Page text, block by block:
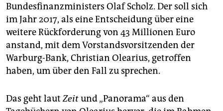
Bundesfinanzministers Olaf Scholz. Der soll sich
im Jahr 2017, als eine Entscheidung über eine
weitere Rückforderung von 43 Millionen Euro
anstand, mit dem Vorstandsvorsitzenden der
Warburg-Bank, Christian Olearius, getroffen
haben, um über den Fall zu sprechen.
Das geht lautZeitund „Panorama“ aus den